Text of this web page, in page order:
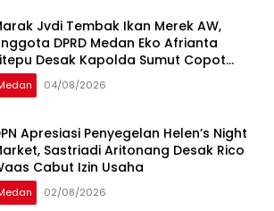
Jvdi Tembak Ikan Merek AW,
DPRD Medan Eko Afrianta
Desak Kapolda Sumut Copot
Medan Tuntungan
04/08/2026
Apresiasi Penyegelan Helen’s Night
Sastriadi Aritonang Desak Rico
Cabut Izin Usaha
02/08/2026